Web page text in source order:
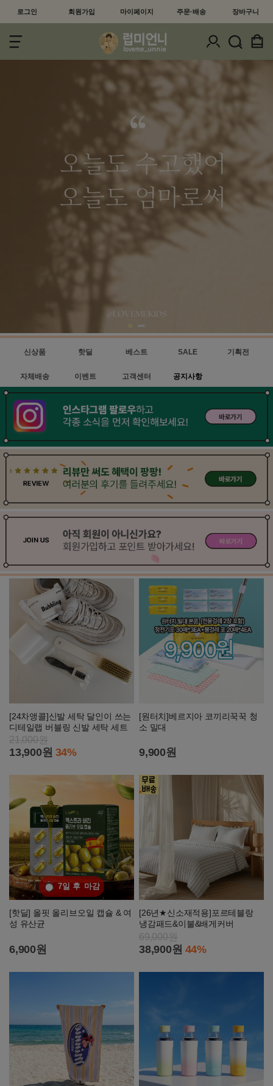
로그인 회원가입
+1,000원 마이페이지 주문·배송 장바구니
신상품 핫딜 베스트 SALE 기획전
자체배송 이벤트 고객센터 공지사항
[24차앵콜]신발 세탁 달인이 쓰는
디테일랩 버블링 신발 세탁 세트
21,000원
13,900원 34%
[원터치]베르지아 코끼리꾹꾹 청
소 밀대
9,900원
7일 후 마감
[핫딜] 올핏 올리브오일 캡슐 & 여
성 유산균
6,900원
[26년★신소재적용]포르테블랑
냉감패드&이불&배게커버
69,000원
38,900원 44%